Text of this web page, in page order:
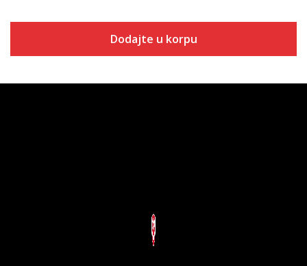
Dodajte u korpu